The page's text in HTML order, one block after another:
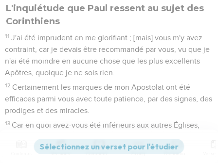
L'inquiétude que Paul ressent au sujet des
Corinthiens
11 J'ai été imprudent en me glorifiant ; [mais] vous m'y avez
contraint, car je devais être recommandé par vous, vu que je
n'ai été moindre en aucune chose que les plus excellents
Apôtres, quoique je ne sois rien.
12 Certainement les marques de mon Apostolat ont été
efficaces parmi vous avec toute patience, par des signes, des
prodiges et des miracles.
13 Car en quoi avez-vous été inférieurs aux autres Églises,
votre préjudice ? Pardonnez-moi ce tort.
Versions Commentaires Strong